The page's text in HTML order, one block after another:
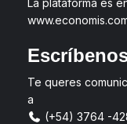
Te queres
a
(+54) 3764 -